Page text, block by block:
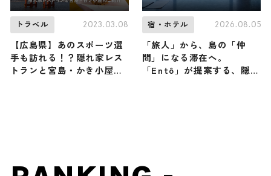
トラベル 2023.03.08
【広島県】あのスポーツ選
手も訪れる！？隠れ家レス
トランと宮島・かき小屋の
宿・ホテル 2026.08.05
「旅人」から、島の「仲
間」になる滞在へ。
「Entô」が提案する、隠